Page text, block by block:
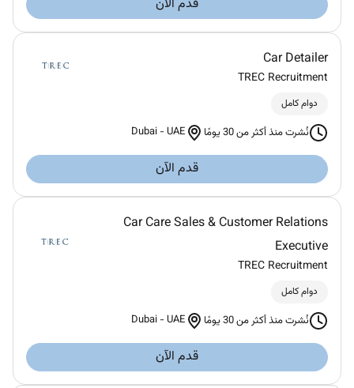
قدم الآن
Car Detailer
TREC Recruitment
دوام كامل
نُشرت منذ أكثر من 30 يومًا Dubai -UAE
قدم الآن
Car Care Sales & Customer Relations
Executive
TREC Recruitment
دوام كامل
نُشرت منذ أكثر من 30 يومًا Dubai -UAE
قدم الآن